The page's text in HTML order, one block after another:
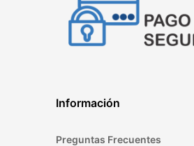
Información
Preguntas Frecuentes